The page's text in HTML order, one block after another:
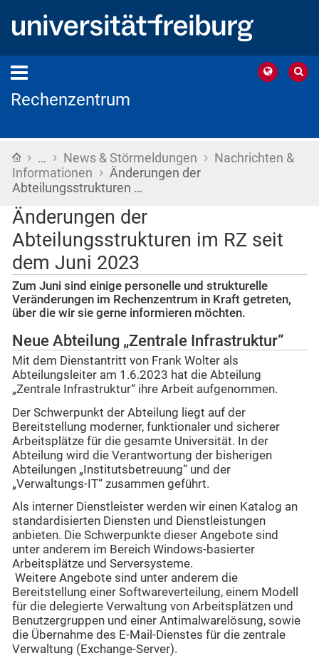
Rechenzentrum
Startseite
› … › News & Störmeldungen › Nachrichten &
Informationen › Änderungen der
Abteilungsstrukturen …
Änderungen der
Abteilungsstrukturen im RZ seit
dem Juni 2023
Zum Juni sind einige personelle und strukturelle
Veränderungen im Rechenzentrum in Kraft getreten,
über die wir sie gerne informieren möchten.
Neue Abteilung „Zentrale Infrastruktur“
Mit dem Dienstantritt von Frank Wolter als
Abteilungsleiter am 1.6.2023 hat die Abteilung
„Zentrale Infrastruktur“ ihre Arbeit aufgenommen.
Der Schwerpunkt der Abteilung liegt auf der
Bereitstellung moderner, funktionaler und sicherer
Arbeitsplätze für die gesamte Universität. In der
Abteilung wird die Verantwortung der bisherigen
Abteilungen „Institutsbetreuung“ und der
„Verwaltungs-IT“ zusammen geführt.
Als interner Dienstleister werden wir einen Katalog an
standardisierten Diensten und Dienstleistungen
anbieten. Die Schwerpunkte dieser Angebote sind
unter anderem im Bereich Windows-basierter
Arbeitsplätze und Serversysteme.
Weitere Angebote sind unter anderem die
Bereitstellung einer Softwareverteilung, einem Modell
für die delegierte Verwaltung von Arbeitsplätzen und
Benutzergruppen und einer Antimalwarelösung, sowie
die Übernahme des E-Mail-Dienstes für die zentrale
Verwaltung (Exchange-Server).